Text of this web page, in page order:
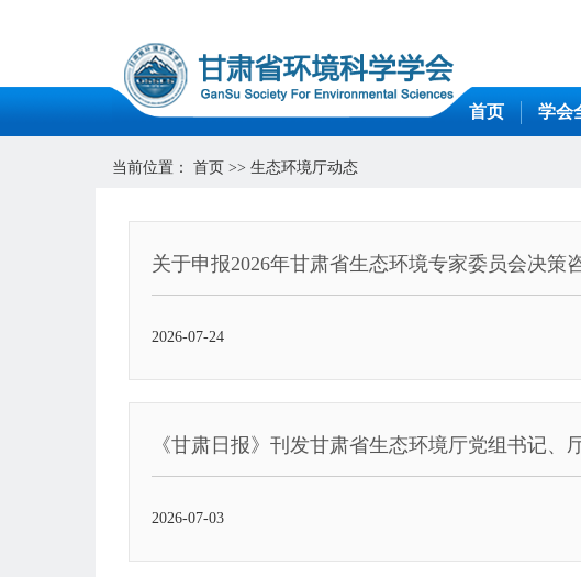
首页 学会
当前位置： 首页 >> 生态环境厅动态
关于申报2026年甘肃省生态环境专家委员会决策
2026-07-24
《甘肃日报》刊发甘肃省生态环境厅党组书记
2026-07-03